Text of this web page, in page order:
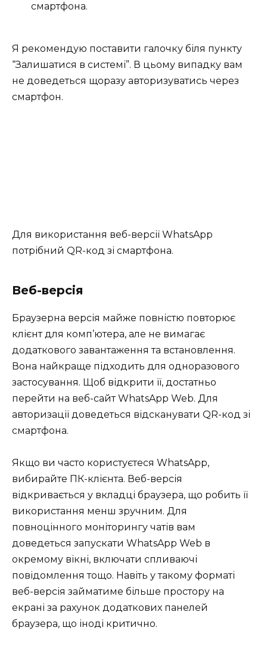
смартфона.
Я рекомендую поставити галочку біля пункту
“Залишатися в системі”. В цьому випадку вам
не доведеться щоразу авторизуватись через
смартфон.
Для використання веб-версії WhatsApp
потрібний QR-код зі смартфона.
Веб-версія
Браузерна версія майже повністю повторює
клієнт для комп’ютера, але не вимагає
додаткового завантаження та встановлення.
Вона найкраще підходить для одноразового
застосування. Щоб відкрити її, достатньо
перейти на веб-сайт WhatsApp Web. Для
авторизації доведеться відсканувати QR-код зі
смартфона.
Якщо ви часто користуєтеся WhatsApp,
вибирайте ПК-клієнта. Веб-версія
відкривається у вкладці браузера, що робить її
використання менш зручним. Для
повноцінного моніторингу чатів вам
доведеться запускати WhatsApp Web в
окремому вікні, включати спливаючі
повідомлення тощо. Навіть у такому форматі
веб-версія займатиме більше простору на
екрані за рахунок додаткових панелей
браузера, що іноді критично.